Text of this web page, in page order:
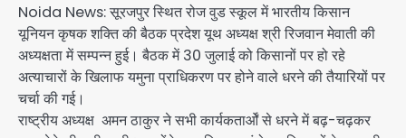
Noida News: सूरजपुर स्थित रोज वुड स्कूल में भारतीय किसान
यूनियन कृषक शक्ति की बैठक प्रदेश यूथ अध्यक्ष श्री रिजवान मेवाती की
अध्यक्षता में सम्पन्न हुई। बैठक में 30 जुलाई को किसानों पर हो रहे
अत्याचारों के खिलाफ यमुना प्राधिकरण पर होने वाले धरने की तैयारियों पर
चर्चा की गई।
राष्ट्रीय अध्यक्ष अमन ठाकुर ने सभी कार्यकतार्ओं से धरने में बढ़-चढ़कर